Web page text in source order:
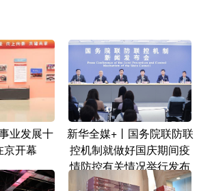
业发展十
京开幕
新华全媒+丨国务院联防联
控机制就做好国庆期间疫
情防控有关情况举行发布
会